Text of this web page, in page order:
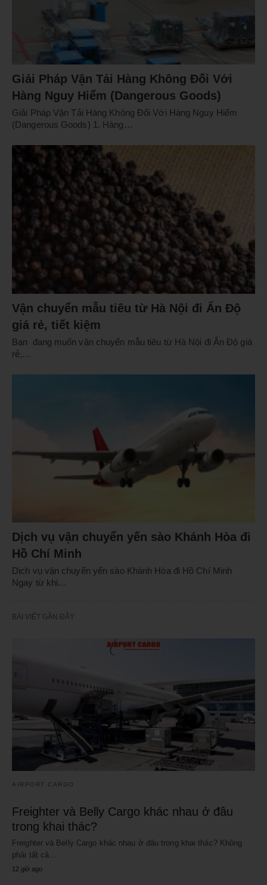
Giải Pháp Vận Tải Hàng Không Đối Với
Hàng Nguy Hiểm (Dangerous Goods)
Giải Pháp Vận Tải Hàng Không Đối Với Hàng Nguy Hiểm
(Dangerous Goods) 1. Hàng…
Vận chuyển mẫu tiêu từ Hà Nội đi Ấn Độ
giá rẻ, tiết kiệm
Bạn đang muốn vận chuyển mẫu tiêu từ Hà Nội đi Ấn Độ giá
rẻ,…
Dịch vụ vận chuyển yến sào Khánh Hòa đi
Hồ Chí Minh
Dịch vụ vận chuyển yến sào Khánh Hòa đi Hồ Chí Minh
Ngay từ khi…
BÀI VIẾT GẦN ĐÂY
AIRPORT CARGO
Freighter và Belly Cargo khác nhau ở đâu
trong khai thác?
Freighter và Belly Cargo khác nhau ở đâu trong khai thác? Không
phải tất cả…
12 giờ ago